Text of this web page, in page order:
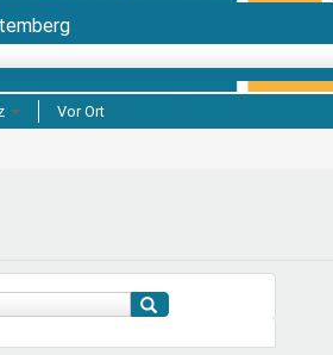
Umweltmentoren
Vor Ort